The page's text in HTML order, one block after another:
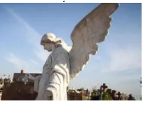
LEIA TAMBÉM: